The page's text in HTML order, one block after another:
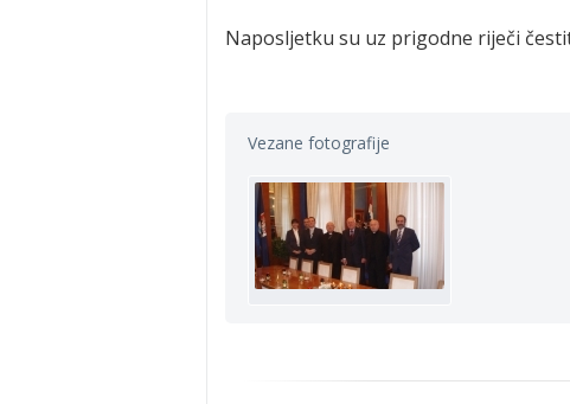
Naposljetku su uz prigodne riječi
Vezane fotografije